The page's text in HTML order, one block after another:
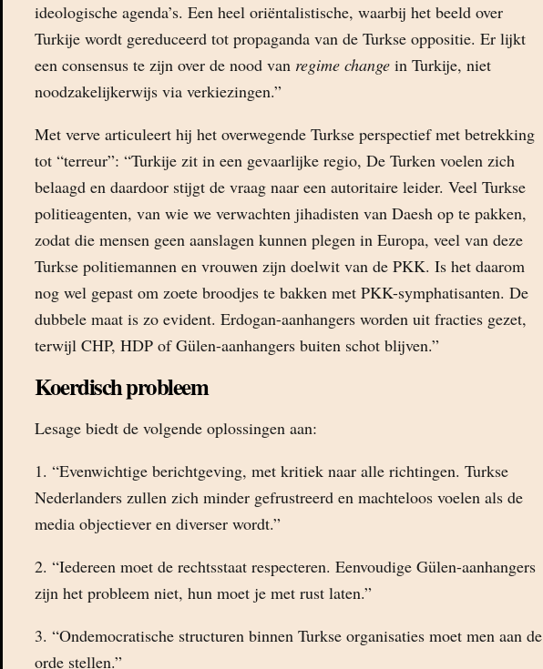
ideologische agenda’s. Een heel oriëntalistische, waarbij het beeld over
Turkije wordt gereduceerd tot propaganda van de Turkse oppositie. Er lijkt
een consensus te zijn over de nood van regime change in Turkije, niet
noodzakelijkerwijs via verkiezingen.”
Met verve articuleert hij het overwegende Turkse perspectief met betrekking
tot “terreur”: “Turkije zit in een gevaarlijke regio, De Turken voelen zich
belaagd en daardoor stijgt de vraag naar een autoritaire leider. Veel Turkse
politieagenten, van wie we verwachten jihadisten van Daesh op te pakken,
zodat die mensen geen aanslagen kunnen plegen in Europa, veel van deze
Turkse politiemannen en vrouwen zijn doelwit van de PKK. Is het daarom
nog wel gepast om zoete broodjes te bakken met PKK-symphatisanten. De
dubbele maat is zo evident. Erdogan-aanhangers worden uit fracties gezet,
terwijl CHP, HDP of Gülen-aanhangers buiten schot blijven.”
Koerdisch probleem
Lesage biedt de volgende oplossingen aan:
1. “Evenwichtige berichtgeving, met kritiek naar alle richtingen. Turkse
Nederlanders zullen zich minder gefrustreerd en machteloos voelen als de
media objectiever en diverser wordt.”
2. “Iedereen moet de rechtsstaat respecteren. Eenvoudige Gülen-aanhangers
zijn het probleem niet, hun moet je met rust laten.”
3. “Ondemocratische structuren binnen Turkse organisaties moet men aan de
orde stellen.”